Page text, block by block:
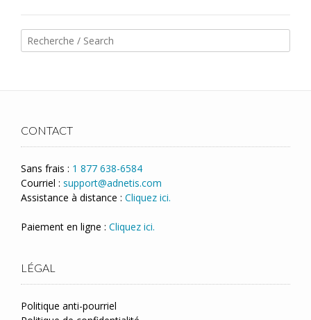
CONTACT
Sans frais : 1 877 638-6584
Courriel : support@adnetis.com
Assistance à distance : Cliquez ici.
Paiement en ligne : Cliquez ici.
LÉGAL
Politique anti-pourriel